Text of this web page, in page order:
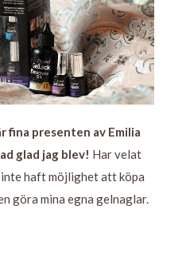
fina presenten av Emilia
glad jag blev! Har velat
haft möjlighet att köpa
göra mina egna gelnaglar.